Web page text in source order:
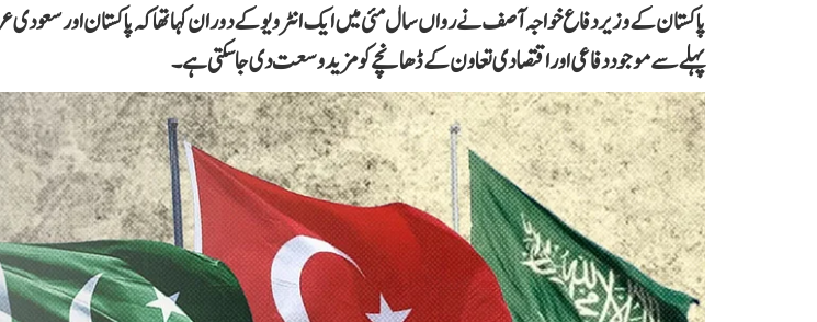
پاکستان کے وزیر دفاع خواجہ آصف نے رواں سال مئی میں ایک انٹرویو کے دوران کہا تھا کہ پاکستان اور
پہلے سے موجود دفاعی اور اقتصادی تعاون کے ڈھانچے کو مزید وسعت دی جا سکتی ہے۔